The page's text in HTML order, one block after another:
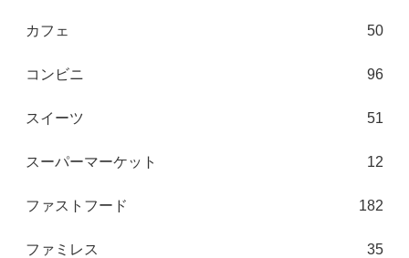
カフェ 50
コンビニ 96
スイーツ 51
スーパーマーケット 12
ファストフード 182
ファミレス 35